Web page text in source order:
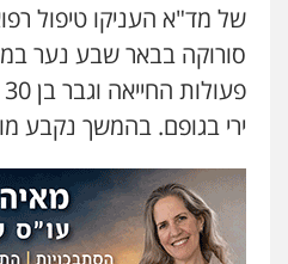
עו"ד שלי
משפט פלילי
וחקירות צבאי
0544218336
משרד עורכי
פלילי דיני תעבורה
0505078733
של מד"א העניקו טיפול
סורוקה בבאר שבע נער
ירי בגופם. בהמשך נקבע